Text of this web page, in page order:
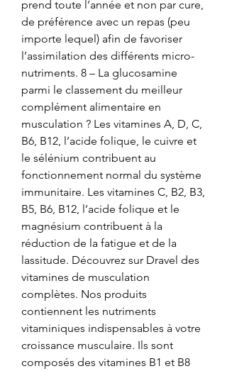
prend toute l’année et non par cure,
de préférence avec un repas (peu
importe lequel) afin de favoriser
l’assimilation des différents micro-
nutriments. 8 – La glucosamine
parmi le classement du meilleur
complément alimentaire en
musculation ? Les vitamines A, D, C,
B6, B12, l’acide folique, le cuivre et
le sélénium contribuent au
fonctionnement normal du système
immunitaire. Les vitamines C, B2, B3,
B5, B6, B12, l’acide folique et le
magnésium contribuent à la
réduction de la fatigue et de la
lassitude. Découvrez sur Dravel des
vitamines de musculation
complètes. Nos produits
contiennent les nutriments
vitaminiques indispensables à votre
croissance musculaire. Ils sont
composés des vitamines B1 et B8